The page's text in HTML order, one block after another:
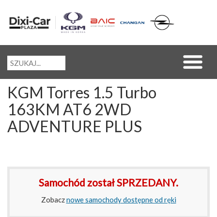
KGM Torres 1.5 Turbo
163KM AT6 2WD
ADVENTURE PLUS
Samochód został SPRZEDANY.
Zobacznowe samochody dostępne od ręki